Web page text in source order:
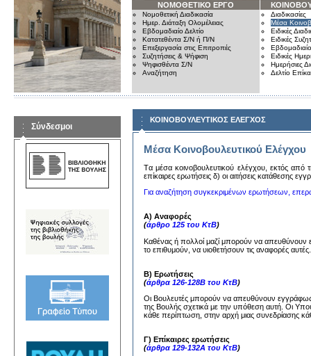
ΝΟΜΟΘΕΤΙΚΟ ΕΡΓΟ
Νομοθετική Διαδικασία
Ημερ. Διάταξη Ολομέλειας
Εβδομαδιαίο Δελτίο
Κατατεθέντα Σ/Ν ή Π/Ν
Επεξεργασία στις Επιτροπές
Συζητήσεις & Ψήφιση
Ψηφισθέντα Σ/Ν
Αναζήτηση
Διαδικασίες
Μέσα
Ειδικές
Ειδικές
Εβδομαδιαίο
Ειδικές
Ημερήσιες
Δελτίο
Σύνδεσμοι
ΚΟΙΝΟΒΟΥΛΕΥΤΙΚΟΣ ΕΛΕΓΧΟΣ
Μέσα Κοινοβουλευτικού Ελέγχου
Tα μέσα κoινoβoυλευτικoύ ελέγχoυ, εκτός από
επίκαιρες ερωτήσεις δ) oι αιτήσεις κατάθεσης
Για αναζήτηση συγκεκριμένων ερωτήσεων,
Α) Αναφορές
(άρθρο 125 του ΚτΒ)
Καθένας ή πολλοί μαζί μπορούν να
το επιθυμούν, να υιοθετήσουν τις αναφορές
Β) Ερωτήσεις
(άρθρα 126-128Β του ΚτΒ)
Οι Βουλευτές μπορούν να απευθύνουν
της Βουλής σχετικά με την υπόθεση αυτή. Οι
κάθε περίπτωση, στην αρχή μιας συνεδρίασης
Γ) Επίκαιρες ερωτήσεις
(άρθρα 129-132Α του ΚτΒ)